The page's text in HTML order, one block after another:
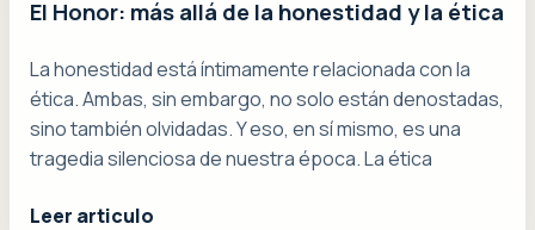
El Honor: más allá de la honestidad y la ética
La honestidad está íntimamente relacionada con la
ética. Ambas, sin embargo, no solo están denostadas,
sino también olvidadas. Y eso, en sí mismo, es una
tragedia silenciosa de nuestra época. La ética
Leer articulo